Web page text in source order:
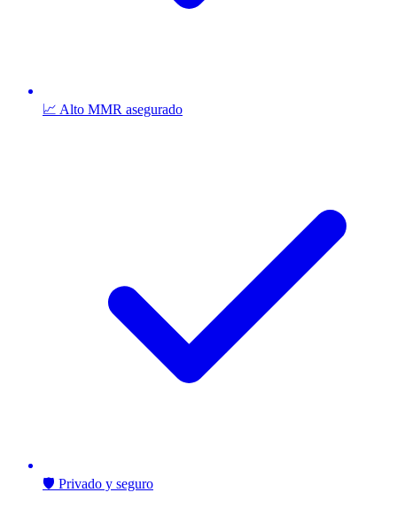
📈 Alto MMR asegurado
🛡️ Privado y seguro